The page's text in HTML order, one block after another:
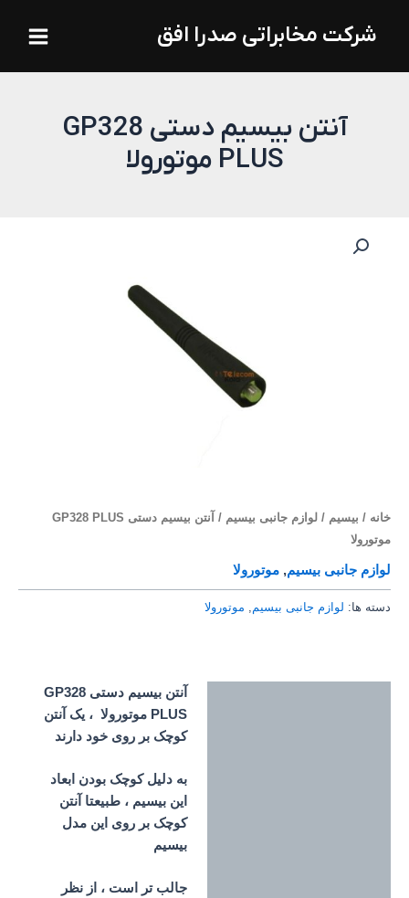
شرکت مخابراتی صدرا افق
Menu
آنتن بیسیم دستی GP328
PLUS موتورولا
خانه / بیسیم / لوازم جانبی بیسیم
/ آنتن بیسیم دستی GP328 PLUS
موتورولا
لوازم جانبی بیسیم, موتورولا
دسته ها: لوازم جانبی بیسیم موتورولا
آنتن بیسیم دستی GP328
PLUS موتورولا ، یک آنتن
کوچک بر روی خود دارند
به دلیل کوچک بودن ابعاد
این بیسیم ، طبیعتا آنتن
کوچک بر روی این مدل
بیسیم
جالب تر است ، از نظر